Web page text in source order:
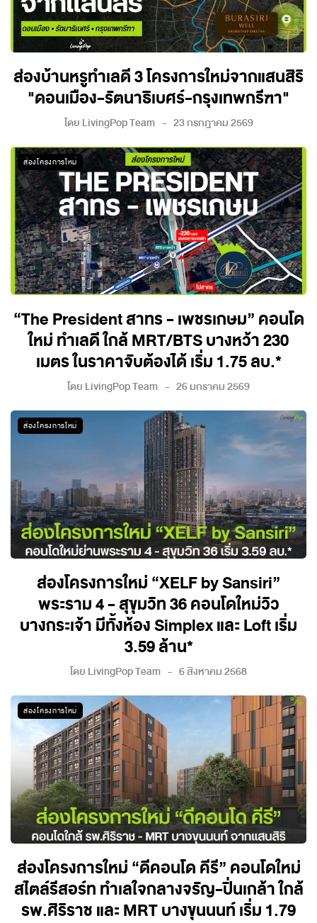
ส่องบ้านหรูทำเลดี 3 โครงการใหม่จากแสนสิริ
"ดอนเมือง-รัตนาธิเบศร์-กรุงเทพกรีฑา"
โดย LivingPop Team 23 กรกฎาคม 2569
ส่องโครงการใหม่
“The President สาทร - เพชรเกษม” คอนโด
ใหม่ ทำเลดี ใกล้ MRT/BTS บางหว้า 230
เมตร ในราคาจับต้องได้ เริ่ม 1.75 ลบ.*
โดย LivingPop Team 26 มกราคม 2569
ส่องโครงการใหม่
ส่องโครงการใหม่ “XELF by Sansiri”
พระราม 4 - สุขุมวิท 36 คอนโดใหม่วิว
บางกระเจ้า มีทั้งห้อง Simplex และ Loft เริ่ม
3.59 ล้าน*
โดย LivingPop Team 6 สิงหาคม 2568
ส่องโครงการใหม่
ส่องโครงการใหม่ “ดีคอนโด คีรี” คอนโดใหม่
สไตล์รีสอร์ท ทำเลใจกลางจรัญ-ปิ่นเกล้า ใกล้
รพ.ศิริราช และ MRT บางขุนนนท์ เริ่ม 1.79